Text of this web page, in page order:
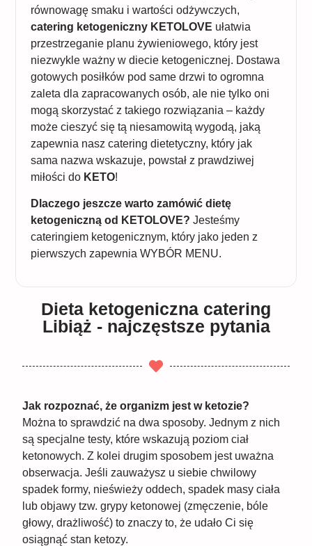
równowagę smaku i wartości odżywczych,
catering ketogeniczny KETOLOVE ułatwia
przestrzeganie planu żywieniowego, który jest
niezwykle ważny w diecie ketogenicznej. Dostawa
gotowych posiłków pod same drzwi to ogromna
zaleta dla zapracowanych osób, ale nie tylko oni
mogą skorzystać z takiego rozwiązania – każdy
może cieszyć się tą niesamowitą wygodą, jaką
zapewnia nasz catering dietetyczny, który jak
sama nazwa wskazuje, powstał z prawdziwej
miłości do KETO!
Dlaczego jeszcze warto zamówić dietę
ketogeniczną od KETOLOVE? Jesteśmy
cateringiem ketogenicznym, który jako jeden z
pierwszych zapewnia WYBÓR MENU.
Dieta ketogeniczna catering
Libiąż - najczęstsze pytania
Jak rozpoznać, że organizm jest w ketozie?
Można to sprawdzić na dwa sposoby. Jednym z nich
są specjalne testy, które wskazują poziom ciał
ketonowych. Z kolei drugim sposobem jest uważna
obserwacja. Jeśli zauważysz u siebie chwilowy
spadek formy, nieświeży oddech, spadek masy ciała
lub objawy tzw. grypy ketonowej (zmęczenie, bóle
głowy, drażliwość) to znaczy to, że udało Ci się
osiągnąć stan ketozy.